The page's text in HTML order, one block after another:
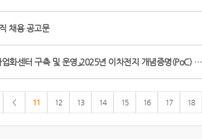
채용 공고문
화센터 구축 및 운영」2025년 이차전지 개념증명(PoC) …
< 11 12 13 14 15 16 17 18